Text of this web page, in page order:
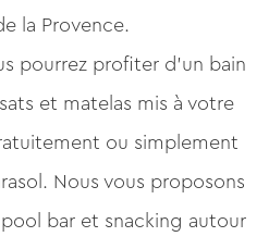
la Provence.
pourrez profiter d’un bain
et matelas mis à votre
ou simplement
Nous vous proposons
bar et snacking autour